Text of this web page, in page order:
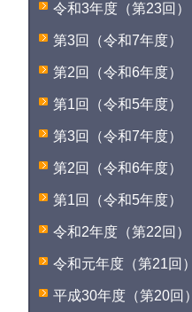
令和3年度（第23回）
第3回（令和7年度）
第2回（令和6年度）
第1回（令和5年度）
第3回（令和7年度）
第2回（令和6年度）
第1回（令和5年度）
令和2年度（第22回）
令和元年度（第21回）
平成30年度（第20回）